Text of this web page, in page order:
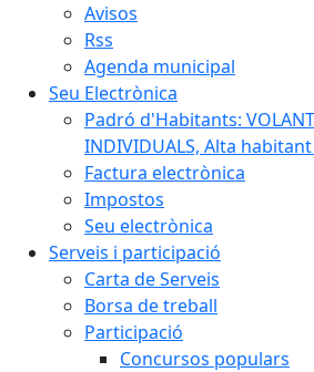
Avisos
Rss
Agenda municipal
Seu Electrònica
Padró d'Habitants:
INDIVIDUALS, Alta
Factura electrònica
Impostos
Seu electrònica
Serveis i participació
Carta de Serveis
Borsa de treball
Participació
Concursos populars